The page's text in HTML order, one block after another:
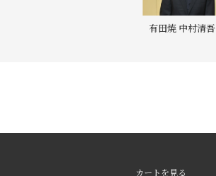
有田焼 中村清吾
カートを見る